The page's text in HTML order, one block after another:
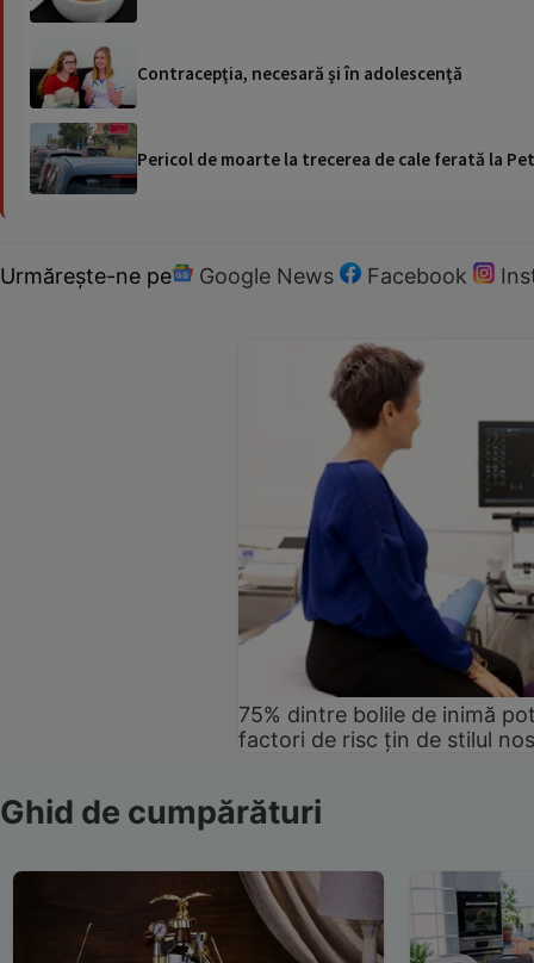
Contracepţia, necesară şi în adolescenţă
Pericol de moarte la trecerea de cale ferată la
Urmărește-ne pe Google News Facebook
75% dintre bolile de inimă
factori de risc țin de stilul
Ghid de cumpărături